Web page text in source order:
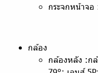
กระจกหน้าจ
กล้อง
กล้องหลัง :ก